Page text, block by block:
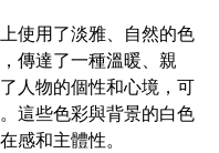
使用了淡雅、自然的色
傳達了一種溫暖、親
人物的個性和心境，可
這些色彩與背景的白色
感和主體性。